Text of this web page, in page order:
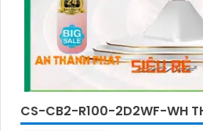
CS-CB2-R100-2D2WF-WH